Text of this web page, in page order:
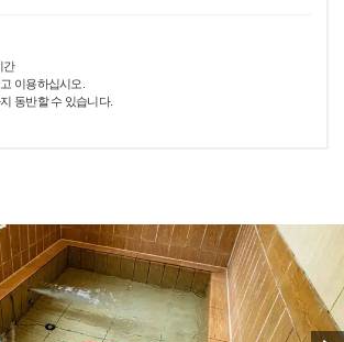
간
이용하십시오.
동반할 수 있습니다.